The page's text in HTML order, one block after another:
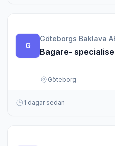
G
Göteborgs Baklava
Bagare-
Göteborg
1 dagar sedan